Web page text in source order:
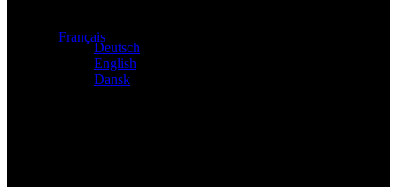
Français
Deutsch
English
Dansk